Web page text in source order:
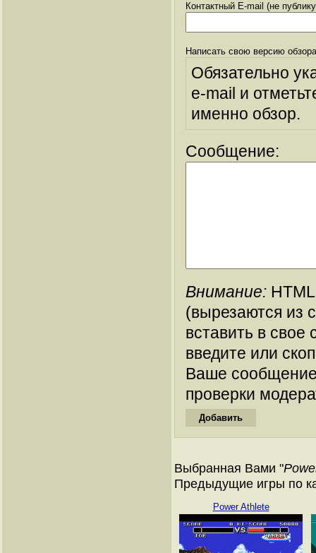
Контактный E-mail (не
Написать свою версию
Обязательно
e-mail и
именно обзор.
Сообщение:
Внимание:
(вырезаются из
вставить в
введите или
Ваше
проверки
Выбранная Вами "
Предыдущие игры по
Power Athlete